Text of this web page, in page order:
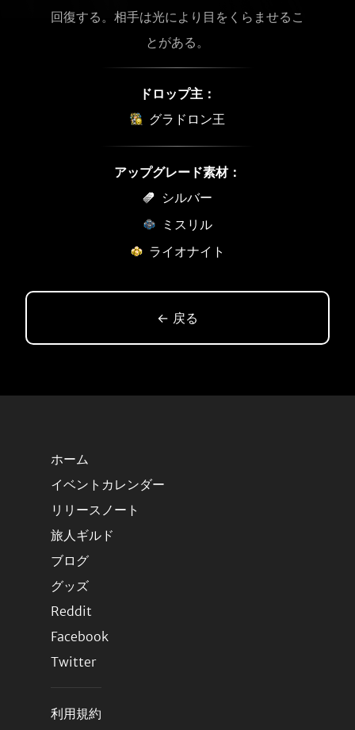
回復する。相手は光により目をくらませるこ
とがある。
ドロップ主：
グラドロン王
アップグレード素材：
シルバー
ミスリル
ライオナイト
← 戻る
ホーム
イベントカレンダー
リリースノート
旅人ギルド
ブログ
グッズ
Reddit
Facebook
Twitter
利用規約